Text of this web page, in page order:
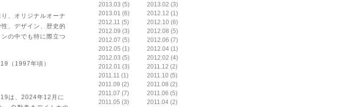
、オリジナルオーナ
、デザイン、歴史的
の中でも特に際立つ
（1997年頃）
は、2024年12月に
2013.03 (5)
2013.02 (3)
2013.01 (6)
2012.12 (1)
2012.11 (5)
2012.10 (6)
2012.09 (3)
2012.08 (5)
2012.07 (5)
2012.06 (7)
2012.05 (1)
2012.04 (1)
2012.03 (5)
2012.02 (4)
2012.01 (3)
2011.12 (2)
2011.11 (1)
2011.10 (5)
2011.09 (2)
2011.08 (2)
2011.07 (7)
2011.06 (5)
2011.05 (3)
2011.04 (2)